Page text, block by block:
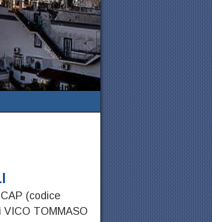
(codice
TOMMASO